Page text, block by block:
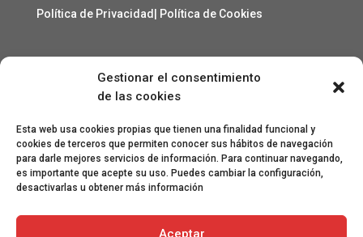
Gestionar el consentimiento
de las cookies
Esta web usa cookies propias que tienen una finalidad funcional y
cookies de terceros que permiten conocer sus hábitos de navegación
para darle mejores servicios de información. Para continuar navegando,
es importante que acepte su uso. Puedes cambiar la configuración,
desactivarlas u obtener más información
Aceptar
Política de Privacidad Política de Cookies
Contacto
angelcarmelo1956@gmail.com
Especial agradecimiento a Lorenzo Sanjuan Pertusa,
Eva San Martín, Jesús Benito Pertusa, Marcelino Sesé